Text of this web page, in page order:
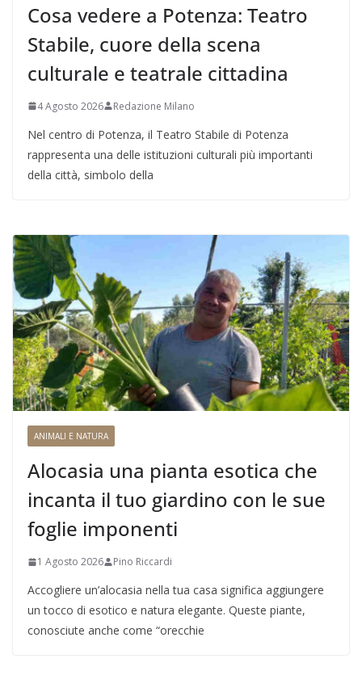
Cosa vedere a Potenza: Teatro
Stabile, cuore della scena
culturale e teatrale cittadina
4 Agosto 2026 Redazione Milano
Nel centro di Potenza, il Teatro Stabile di Potenza
rappresenta una delle istituzioni culturali più importanti
della città, simbolo della
ANIMALI E NATURA
Alocasia una pianta esotica che
incanta il tuo giardino con le sue
foglie imponenti
1 Agosto 2026 Pino Riccardi
Accogliere un’alocasia nella tua casa significa aggiungere
un tocco di esotico e natura elegante. Queste piante,
conosciute anche come “orecchie